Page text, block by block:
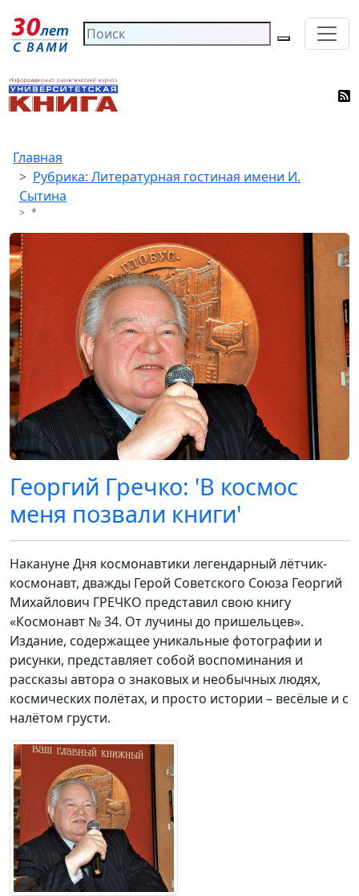
Главная
Рубрика: Литературная гостиная имени И.
Сытина
*
Георгий Гречко: 'В космос
меня позвали книги'
Накануне Дня космонавтики легендарный лётчик-
космонавт, дважды Герой Советского Союза Георгий
Михайлович ГРЕЧКО представил свою книгу
«Космонавт № 34. От лучины до пришельцев».
Издание, содержащее уникальные фотографии и
рисунки, представляет собой воспоминания и
рассказы автора о знаковых и необычных людях,
космических полётах, и просто истории – весёлые и с
налётом грусти.